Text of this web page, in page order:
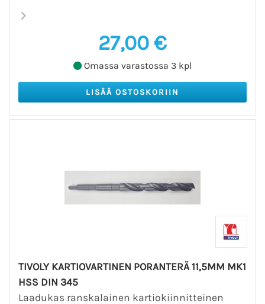
27,00 €
Omassa varastossa 3 kpl
TIVOLY KARTIOVARTINEN PORANTERÄ 11,5MM MK1
HSS DIN 345
Laadukas ranskalainen kartiokiinnitteinen